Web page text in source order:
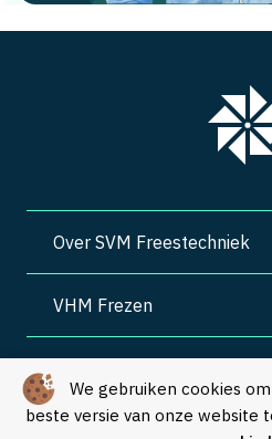
We gebruiken cookies
beste versie van onze website
Over SVM Freestechniek
VHM Frezen
Algemene voorwaarden |